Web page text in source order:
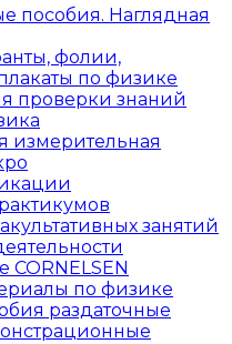
пособия. Наглядная
фолии,
по физике
проверки знаний
измерительная
занятий
по физике
раздаточные